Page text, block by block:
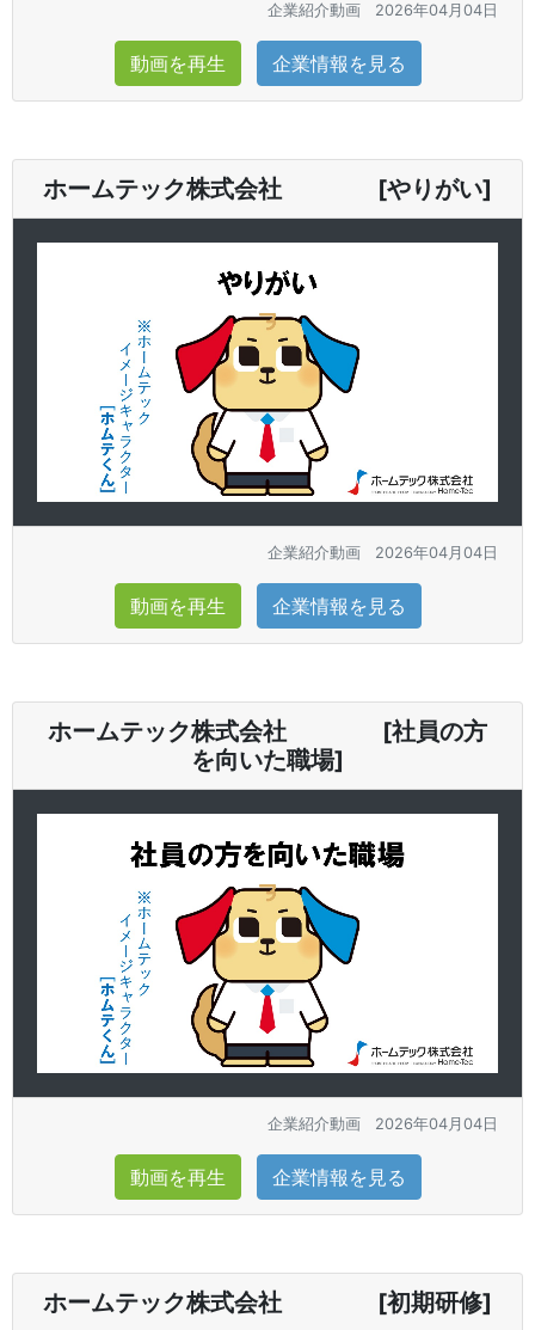
企業紹介動画 2026年04月04日
動画を再生 企業情報を見る
ホームテック株式会社 [やりがい]
企業紹介動画 2026年04月04日
動画を再生 企業情報を見る
ホームテック株式会社 [社員の方
を向いた職場]
企業紹介動画 2026年04月04日
動画を再生 企業情報を見る
ホームテック株式会社 [初期研修]